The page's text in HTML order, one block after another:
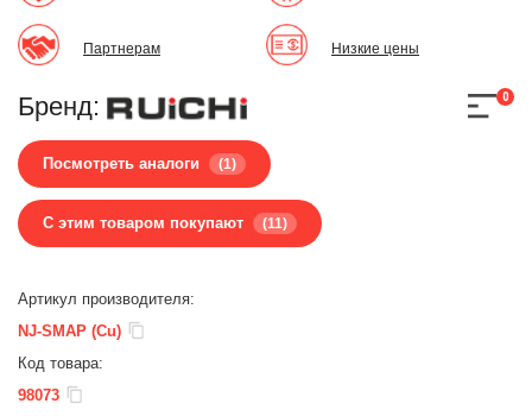
Партнерам Низкие цены
Бренд:
Посмотреть аналоги (1)
С этим товаром покупают (11)
0
Артикул производителя:
NJ-SMAP (Cu)
Код товара:
98073